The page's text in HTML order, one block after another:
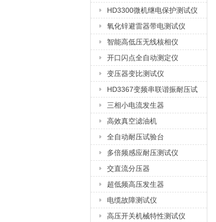
HD3300微机继电保护测试仪
氧化锌避雷器带电测试仪
智能高低压无线核相仪
开口闪点全自动测定仪
变压器变比测试仪
HD3367变频串联谐振耐压试
验装置
三相小电流发生器
高效真空滤油机
全自动耐压试验台
多倍频感应耐压测试仪
交直流分压器
超低频高压发生器
电缆故障测试仪
高压开关机械特性测试仪